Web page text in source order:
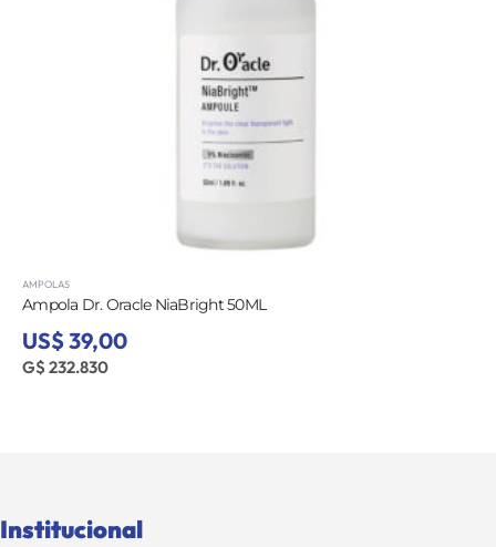
AMPOLAS
Ampola Dr. Oracle NiaBright 50ML
US$ 39,00
G$ 232.830
Institucional